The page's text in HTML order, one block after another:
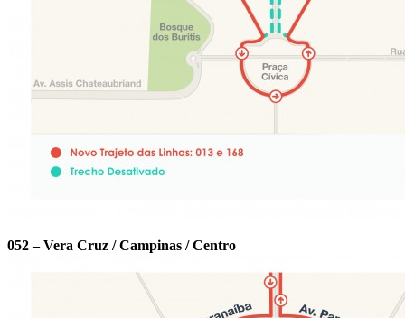
052 – Vera Cruz / Campinas / Centro